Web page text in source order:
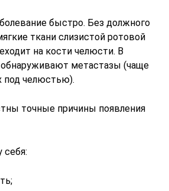
быстро. Без должного
ткани слизистой ротовой
на кости челюсти. В
метастазы (чаще
под челюстью).
точные причины появления
себя: